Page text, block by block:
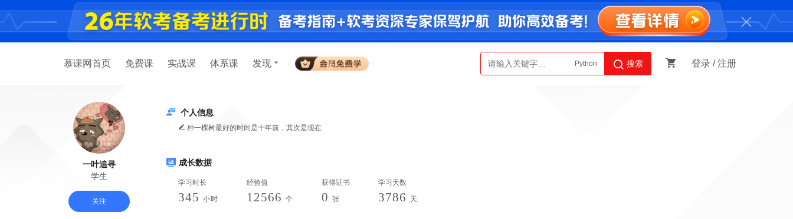
慕课网首页 免费课 实战课 体系课 发现
Python
AI智能体
搜索 登录 /注册
一叶追寻
学生
关注
个人信息
种一棵树最好的时间是十年前，其次是现在
成长数据
学习时长
345 小时
经验值
12566 个
获得证书
0 张
学习天数
3786 天